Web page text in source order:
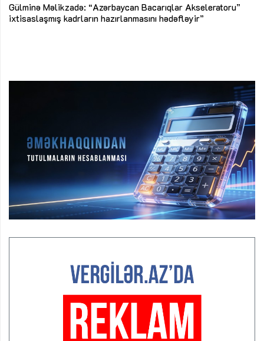
Gülminə Məlikzadə: “Azərbaycan Bacarıqlar Akseleratoru”
ixtisaslaşmış kadrların hazırlanmasını hədəfləyir”